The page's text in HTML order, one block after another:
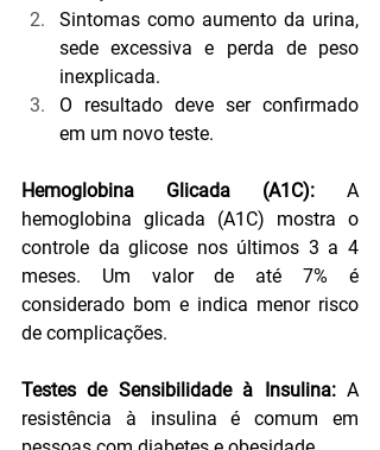
Sintomas como aumento da urina,
sede excessiva e perda de peso
inexplicada.
O resultado deve ser confirmado
em um novo teste.
Hemoglobina Glicada (A1C): A
hemoglobina glicada (A1C) mostra o
controle da glicose nos últimos 3 a 4
meses. Um valor de até 7% é
considerado bom e indica menor risco
de complicações.
Testes de Sensibilidade à Insulina: A
resistência à insulina é comum em